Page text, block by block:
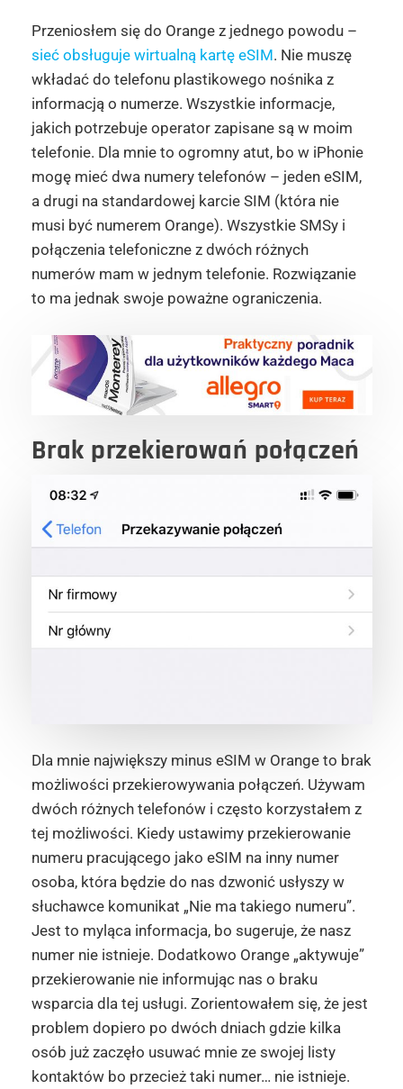
Przeniosłem się do Orange z jednego powodu –
sieć obsługuje wirtualną kartę eSIM. Nie muszę
wkładać do telefonu plastikowego nośnika z
informacją o numerze. Wszystkie informacje,
jakich potrzebuje operator zapisane są w moim
telefonie. Dla mnie to ogromny atut, bo w iPhonie
mogę mieć dwa numery telefonów – jeden eSIM,
a drugi na standardowej karcie SIM (która nie
musi być numerem Orange). Wszystkie SMSy i
połączenia telefoniczne z dwóch różnych
numerów mam w jednym telefonie. Rozwiązanie
to ma jednak swoje poważne ograniczenia.
Brak przekierowań połączeń
Dla mnie największy minus eSIM w Orange to brak
możliwości przekierowywania połączeń. Używam
dwóch różnych telefonów i często korzystałem z
tej możliwości. Kiedy ustawimy przekierowanie
numeru pracującego jako eSIM na inny numer
osoba, która będzie do nas dzwonić usłyszy w
słuchawce komunikat „Nie ma takiego numeru”.
Jest to myląca informacja, bo sugeruje, że nasz
numer nie istnieje. Dodatkowo Orange „aktywuje”
przekierowanie nie informując nas o braku
wsparcia dla tej usługi. Zorientowałem się, że jest
problem dopiero po dwóch dniach gdzie kilka
osób już zaczęło usuwać mnie ze swojej listy
kontaktów bo przecież taki numer… nie istnieje.